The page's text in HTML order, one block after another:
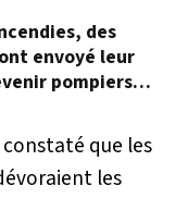
des
envoyé leur
pompiers
constaté que les
les